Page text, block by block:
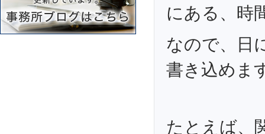
にある、時
なので、日
書き込めま
たとえば、